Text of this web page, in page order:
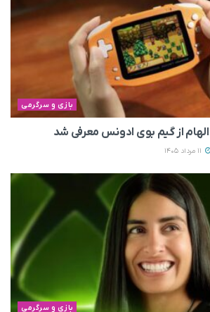
بازی و سرگرمی
الهام از گیم بوی ادونس معرفی شد
بازی و سرگرمی